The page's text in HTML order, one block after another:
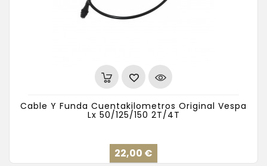
Cable Y Funda Cuentakilometros Original Vespa
Lx 50/125/150 2T/4T
22,00 €